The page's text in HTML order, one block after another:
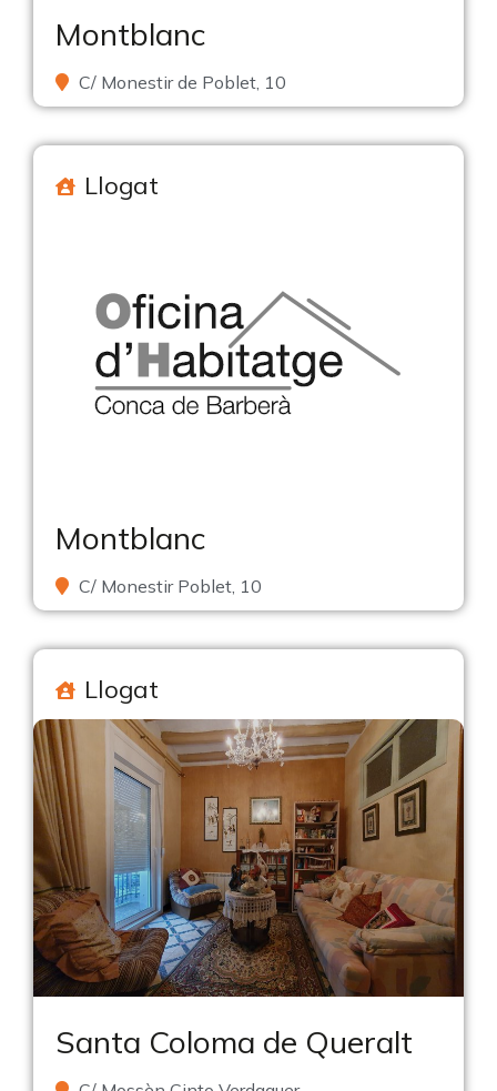
Montblanc
C/ Monestir de Poblet, 10
Llogat
Montblanc
C/ Monestir Poblet, 10
Llogat
Santa Coloma de Queralt